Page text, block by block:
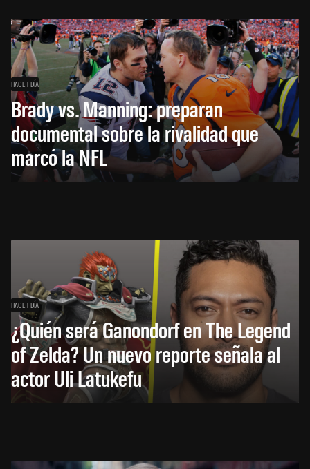
HACE 1 DÍA
Brady vs. Manning: preparan
documental sobre la rivalidad que
marcó la NFL
HACE 1 DÍA
¿Quién será Ganondorf en The Legend
of Zelda? Un nuevo reporte señala al
actor Uli Latukefu